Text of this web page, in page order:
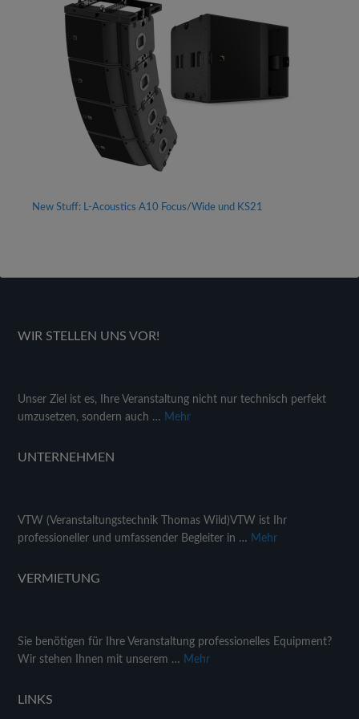
Mixer
New Stuff: L-Acoustics A10 Focus/Wide und KS21
WIR STELLEN UNS VOR!
Unser Ziel ist es, Ihre Veranstaltung nicht nur technisch perfekt
umzusetzen, sondern auch … Mehr
UNTERNEHMEN
VTW (Veranstaltungstechnik Thomas Wild)VTW ist Ihr
professioneller und umfassender Begleiter in … Mehr
VERMIETUNG
Sie benötigen für Ihre Veranstaltung professionelles Equipment?
Wir stehen Ihnen mit unserem … Mehr
LINKS